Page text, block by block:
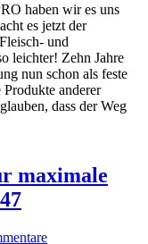
haben wir es uns
es jetzt der
und
leichter! Zehn Jahre
nun schon als feste
anderer
dass der Weg
maximale